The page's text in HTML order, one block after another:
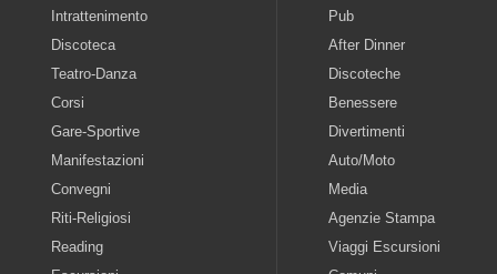
Intrattenimento
Discoteca
Teatro-Danza
Corsi
Gare-Sportive
Manifestazioni
Convegni
Riti-Religiosi
Reading
Pub
After Dinner
Discoteche
Benessere
Divertimenti
Auto/Moto
Media
Agenzie Stampa
Viaggi Escursioni